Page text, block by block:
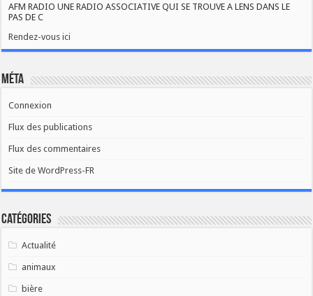
AFM RADIO UNE RADIO ASSOCIATIVE QUI SE TROUVE A LENS DANS LE
PAS DE C
Rendez-vous ici
Méta
Connexion
Flux des publications
Flux des commentaires
Site de WordPress-FR
Catégories
Actualité
animaux
bière